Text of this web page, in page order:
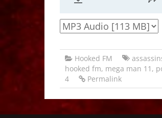
Hooked FM
hooked fm, mega man 11 ,
4
Permalink